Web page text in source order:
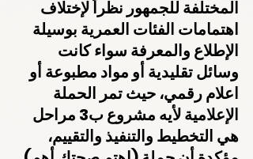
المختلفة للجمهور نظراً لإختلاف
اهتمامات الفئات العمرية بوسيلة
الإطلاع والمعرفة سواء كانت
وسائل تقليدية أو مواد مطبوعة أو
اعلام رقمي، حيث تمر الحملة
الإعلامية لأيه مشروع ب3 مراحل
هي التخطيط والتنفيذ والتقييم،